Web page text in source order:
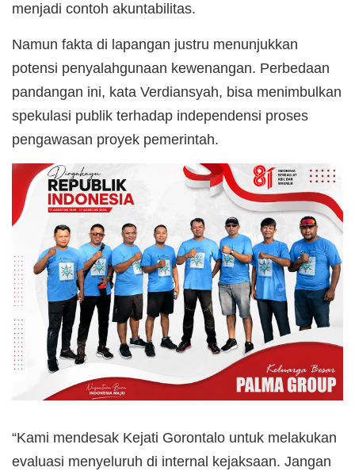
menjadi contoh akuntabilitas.
Namun fakta di lapangan justru menunjukkan
potensi penyalahgunaan kewenangan. Perbedaan
pandangan ini, kata Verdiansyah, bisa menimbulkan
spekulasi publik terhadap independensi proses
pengawasan proyek pemerintah.
“Kami mendesak Kejati Gorontalo untuk melakukan
evaluasi menyeluruh di internal kejaksaan. Jangan